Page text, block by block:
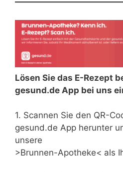
Lösen Sie das E-Rezept
gesund.de App bei uns
1. Scannen Sie den QR-
gesund.de App herunter
unsere
>Brunnen-Apotheke< als